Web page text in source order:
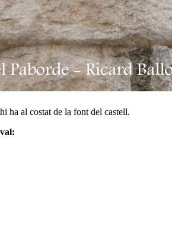
ha al costat de la font del castell.